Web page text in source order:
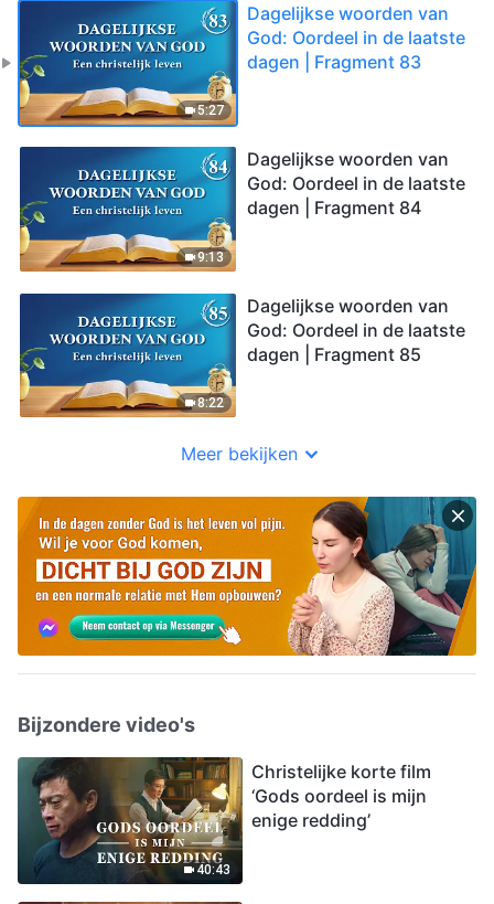
5:27
Dagelijkse woorden van
God: Oordeel in de laatste
dagen | Fragment 83
9:13
Dagelijkse woorden van
God: Oordeel in de laatste
dagen | Fragment 84
8:22
Dagelijkse woorden van
God: Oordeel in de laatste
dagen | Fragment 85
Meer bekijken
Bijzondere video's
40:43
Christelijke korte film
‘Gods oordeel is mijn
enige redding’